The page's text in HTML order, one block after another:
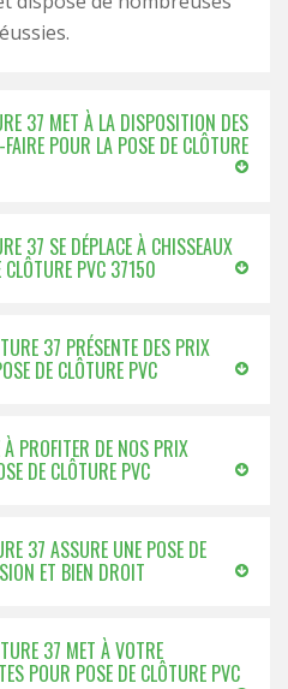
37 MET À LA DISPOSITION DES
POUR LA POSE DE CLÔTURE
37 SE DÉPLACE À CHISSEAUX
CLÔTURE PVC 37150
37 PRÉSENTE DES PRIX
DE CLÔTURE PVC
PROFITER DE NOS PRIX
DE CLÔTURE PVC
37 ASSURE UNE POSE DE
ET BIEN DROIT
37 MET À VOTRE
POUR POSE DE CLÔTURE PVC